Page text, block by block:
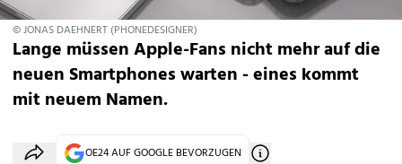
© JONAS DAEHNERT (PHONEDESIGNER)
Lange müssen Apple-Fans nicht mehr auf die
neuen Smartphones warten - eines kommt
mit neuem Namen.
OE24 AUF GOOGLE BEVORZUGEN